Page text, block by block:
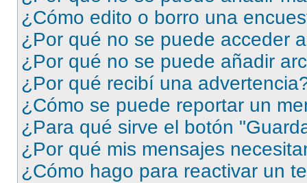
¿Cómo edito o borro una
¿Por qué no se puede acceder
¿Por qué no se puede añadir
¿Por qué recibí una
¿Cómo se puede reportar un
¿Para qué sirve el botón
¿Por qué mis mensajes
¿Cómo hago para reactivar un